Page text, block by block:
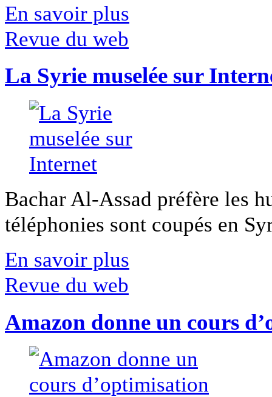
En savoir plus
Revue du web
La Syrie muselée sur
Bachar Al-Assad préfère les
téléphonies sont coupés en
En savoir plus
Revue du web
Amazon donne un cours